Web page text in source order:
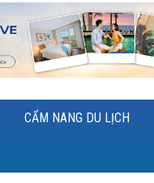
CẨM NANG DU LỊCH